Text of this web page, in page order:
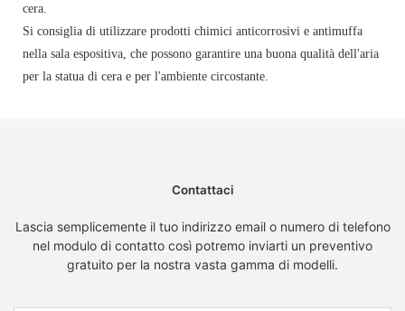
cera.
Si consiglia di utilizzare prodotti chimici anticorrosivi e antimuffa
nella sala espositiva, che possono garantire una buona qualità dell'aria
per la statua di cera e per l'ambiente circostante.
Contattaci
Lascia semplicemente il tuo indirizzo email o numero di telefono
nel modulo di contatto così potremo inviarti un preventivo
gratuito per la nostra vasta gamma di modelli.